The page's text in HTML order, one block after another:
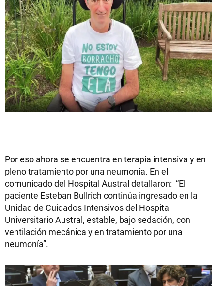
Por eso ahora se encuentra en terapia intensiva y en
pleno tratamiento por una neumonía. En el
comunicado del Hospital Austral detallaron: “El
paciente Esteban Bullrich continúa ingresado en la
Unidad de Cuidados Intensivos del Hospital
Universitario Austral, estable, bajo sedación, con
ventilación mecánica y en tratamiento por una
neumonía”.